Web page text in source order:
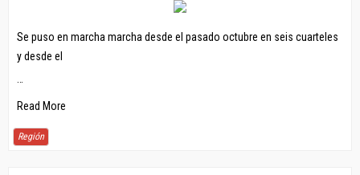
Se puso en marcha marcha desde el pasado octubre en seis cuarteles
y desde el
Read More
Región